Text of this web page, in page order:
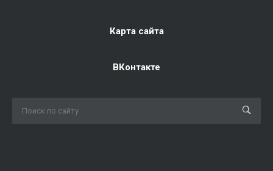
Карта сайта
ВКонтакте